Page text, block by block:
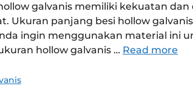
galvanis memiliki kekuatan dan
Ukuran panjang besi hollow
ingin menggunakan material ini
hollow galvanis … Read more